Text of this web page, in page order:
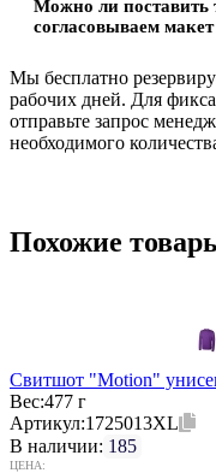
Можно ли поставить
согласовываем
Мы бесплатно
рабочих дней. Для
отправьте запрос
необходимого
Похожие
Свитшот "Motion"
Вес:477 г
Артикул:1725013XL
В наличии: 185
ЦЕНА: